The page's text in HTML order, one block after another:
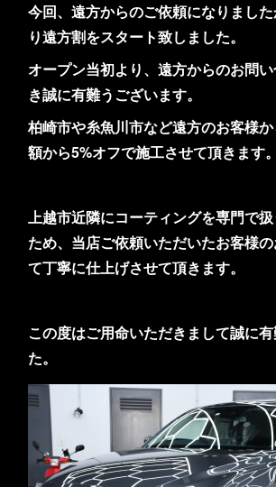
今回、遠方からのご依頼になりまし
り遠方割をスタート致しました。
オープン当初より、遠方からのお問
き誠に有難うございます。
柏崎市や糸魚川市など遠方のお客様
額から5%オフで施工させて頂きます。
上越市近隣にコーティングを専門で
ため、当店ご依頼いただいたお客様
て丁寧に仕上げさせて頂きます。
この度はご用命いただきまして誠に
た。